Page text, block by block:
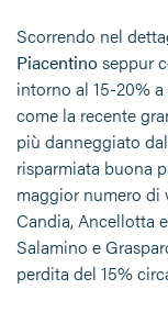
Scorrendo nel
Piacentinoseppur
intorno al 15-20%
come la recente
più danneggiato
risparmiata buona
maggior numero di
Candia, Ancellotta
Salamino e
perdita del 15%